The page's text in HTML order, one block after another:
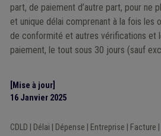
part, de paiement d’autre part, pour ne
et unique délai comprenant à la fois les
de conformité et autres vérifications et
paiement, le tout sous 30 jours (sauf
[Mise à jour]
16 Janvier 2025
CDLD Délai Dépense Entreprise Facture